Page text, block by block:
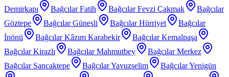
Demirkapı
Bağcılar Fatih Bağcılar Fevzi Çakmak
Bağcılar
Göztepe
Bağcılar Güneşli Bağcılar Hürriyet
Bağcılar
İnönü
Bağcılar Kâzım Karabekir
Bağcılar Kemalpaşa
Bağcılar Kirazlı
Bağcılar Mahmutbey
Bağcılar Merkez
Bağcılar Sancaktepe
Bağcılar Yavuzselim
Bağcılar Yenigün